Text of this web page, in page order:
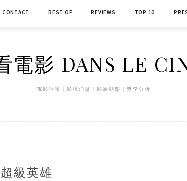
CONTACT BEST OF REVIEWS TOP 10
電影 DANS LE
電影評論｜影壇消息｜影展動態｜獎季分析
超級英雄